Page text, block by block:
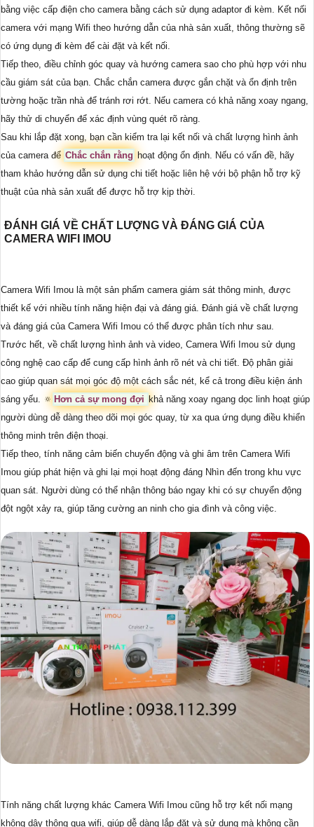
bằng việc cấp điện cho camera bằng cách sử dụng adaptor đi kèm. Kết nối
camera với mạng Wifi theo hướng dẫn của nhà sản xuất, thông thường sẽ
có ứng dụng đi kèm để cài đặt và kết nối.
Tiếp theo, điều chỉnh góc quay và hướng camera sao cho phù hợp với nhu
cầu giám sát của bạn. Chắc chắn camera được gắn chặt và ổn định trên
tường hoặc trần nhà để tránh rơi rớt. Nếu camera có khả năng xoay ngang,
hãy thử di chuyển để xác định vùng quét rõ ràng.
Sau khi lắp đặt xong, bạn cần kiểm tra lại kết nối và chất lượng hình ảnh
của camera để Chắc chắn rằng hoạt động ổn định. Nếu có vấn đề, hãy
tham khảo hướng dẫn sử dụng chi tiết hoặc liên hệ với bộ phận hỗ trợ kỹ
thuật của nhà sản xuất để được hỗ trợ kịp thời.
ĐÁNH GIÁ VỀ CHẤT LƯỢNG VÀ ĐÁNG GIÁ CỦA
CAMERA WIFI IMOU
Camera Wifi Imou là một sản phẩm camera giám sát thông minh, được
thiết kế với nhiều tính năng hiện đại và đáng giá. Đánh giá về chất lượng
và đáng giá của Camera Wifi Imou có thể được phân tích như sau.
Trước hết, về chất lượng hình ảnh và video, Camera Wifi Imou sử dụng
công nghệ cao cấp để cung cấp hình ảnh rõ nét và chi tiết. Độ phân giải
cao giúp quan sát mọi góc độ một cách sắc nét, kể cả trong điều kiện ánh
sáng yếu. 🔅 Hơn cả sự mong đợi khả năng xoay ngang dọc linh hoạt giúp
người dùng dễ dàng theo dõi mọi góc quay, từ xa qua ứng dụng điều khiển
thông minh trên điện thoại.
Tiếp theo, tính năng cảm biến chuyển động và ghi âm trên Camera Wifi
Imou giúp phát hiện và ghi lại mọi hoạt động đáng Nhìn đến trong khu vực
quan sát. Người dùng có thể nhận thông báo ngay khi có sự chuyển động
đột ngột xảy ra, giúp tăng cường an ninh cho gia đình và công việc.
Tính năng chất lượng khác Camera Wifi Imou cũng hỗ trợ kết nối mạng
không dây thông qua wifi, giúp dễ dàng lắp đặt và sử dụng mà không cần